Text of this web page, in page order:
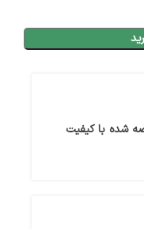
شده با کیفیت